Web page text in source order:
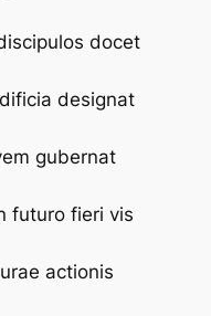
docet
designat
gubernat
futuro fieri vis
actionis